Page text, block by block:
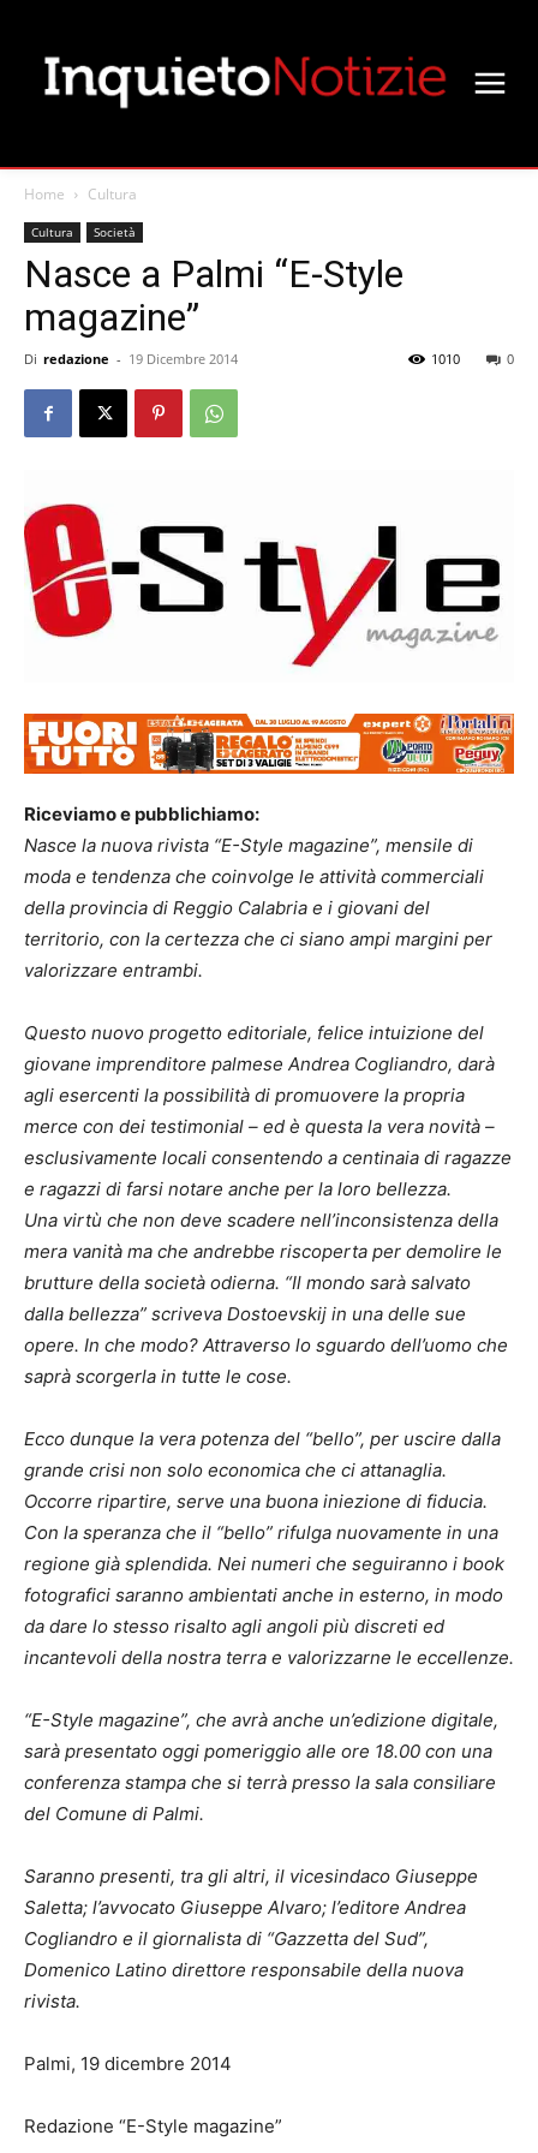
Home Cultura
Cultura Società
Nasce a Palmi “E-Style
magazine”
Di redazione - 19 Dicembre 2014 0
1010
Riceviamo e pubblichiamo:
Nasce la nuova rivista “E-Style magazine”, mensile di
moda e tendenza che coinvolge le attività commerciali
della provincia di Reggio Calabria e i giovani del
territorio, con la certezza che ci siano ampi margini per
valorizzare entrambi.
Questo nuovo progetto editoriale, felice intuizione del
giovane imprenditore palmese Andrea Cogliandro, darà
agli esercenti la possibilità di promuovere la propria
merce con dei testimonial – ed è questa la vera novità –
esclusivamente locali consentendo a centinaia di ragazze
e ragazzi di farsi notare anche per la loro bellezza.
Una virtù che non deve scadere nell’inconsistenza della
mera vanità ma che andrebbe riscoperta per demolire le
brutture della società odierna. “Il mondo sarà salvato
dalla bellezza” scriveva Dostoevskij in una delle sue
opere. In che modo? Attraverso lo sguardo dell’uomo che
saprà scorgerla in tutte le cose.
Ecco dunque la vera potenza del “bello”, per uscire dalla
grande crisi non solo economica che ci attanaglia.
Occorre ripartire, serve una buona iniezione di fiducia.
Con la speranza che il “bello” rifulga nuovamente in una
regione già splendida. Nei numeri che seguiranno i book
fotografici saranno ambientati anche in esterno, in modo
da dare lo stesso risalto agli angoli più discreti ed
incantevoli della nostra terra e valorizzarne le eccellenze.
“E-Style magazine”, che avrà anche un’edizione digitale,
sarà presentato oggi pomeriggio alle ore 18.00 con una
conferenza stampa che si terrà presso la sala consiliare
del Comune di Palmi.
Saranno presenti, tra gli altri, il vicesindaco Giuseppe
Saletta; l’avvocato Giuseppe Alvaro; l’editore Andrea
Cogliandro e il giornalista di “Gazzetta del Sud”,
Domenico Latino direttore responsabile della nuova
rivista.
Palmi, 19 dicembre 2014
Redazione “E-Style magazine”